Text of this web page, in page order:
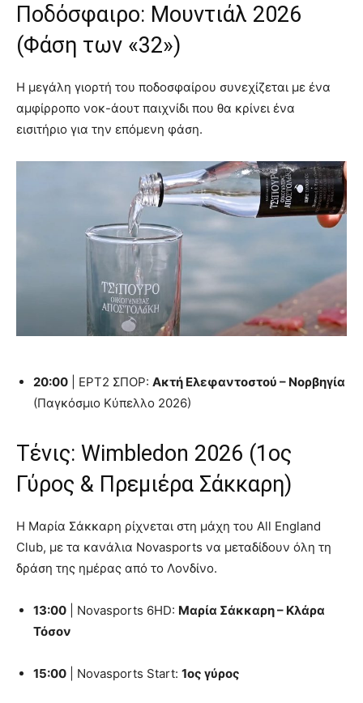
Ποδόσφαιρο: Μουντιάλ 2026
(Φάση των «32»)
Η μεγάλη γιορτή του ποδοσφαίρου συνεχίζεται με ένα
αμφίρροπο νοκ-άουτ παιχνίδι που θα κρίνει ένα
εισιτήριο για την επόμενη φάση.
20:00 | ΕΡΤ2 ΣΠΟΡ: Ακτή Ελεφαντοστού – Νορβηγία
(Παγκόσμιο Κύπελλο 2026)
Τένις: Wimbledon 2026 (1ος
Γύρος & Πρεμιέρα Σάκκαρη)
Η Μαρία Σάκκαρη ρίχνεται στη μάχη του All England
Club, με τα κανάλια Novasports να μεταδίδουν όλη τη
δράση της ημέρας από το Λονδίνο.
13:00 | Novasports 6HD: Μαρία Σάκκαρη – Κλάρα
Τόσον
15:00 | Novasports Start: 1ος γύρος